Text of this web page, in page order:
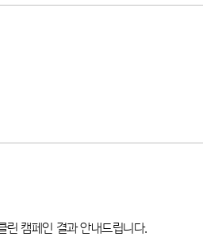
린 캠페인 결과 안내드립니다.